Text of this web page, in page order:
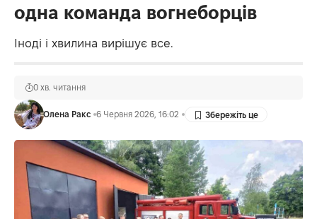
одна команда вогнеборців
Іноді і хвилина вирішує все.
Олена Ракс 6 Червня 2026, 16:02
0 хв. читання